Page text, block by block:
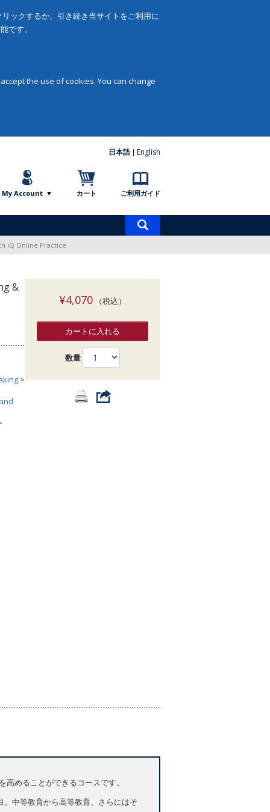
ックするか、引き続き当サイトをご利用に
です。
the use of cookies. You can change
日本語 English
My Account カート ご利用ガイド
索
iQ Online Practice
&
>
¥4,070（税込）
カートに入れる
数量
めることができるコースです。
中等教育から高等教育、さらにはそ